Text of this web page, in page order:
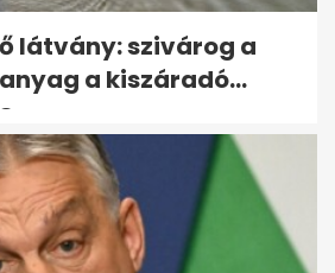
szerdán:
és budapesti
dőltek...
látvány: szivárog a
a kiszáradó...